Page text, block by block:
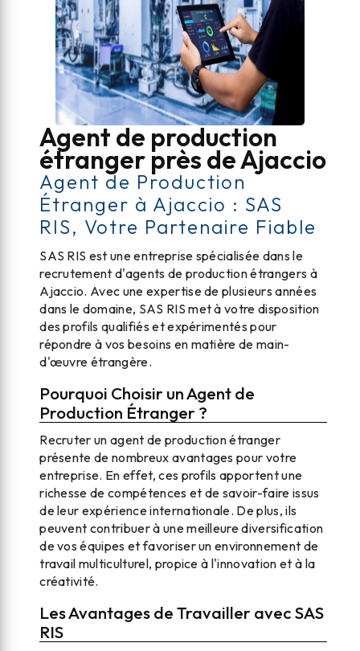
Agent de production
étranger près de Ajaccio
Agent de Production
Étranger à Ajaccio : SAS
RIS, Votre Partenaire Fiable
SAS RIS est une entreprise spécialisée dans le
recrutement d'agents de production étrangers à
Ajaccio. Avec une expertise de plusieurs années
dans le domaine, SAS RIS met à votre disposition
des profils qualifiés et expérimentés pour
répondre à vos besoins en matière de main-
d'œuvre étrangère.
Pourquoi Choisir un Agent de
Production Étranger ?
Recruter un agent de production étranger
présente de nombreux avantages pour votre
entreprise. En effet, ces profils apportent une
richesse de compétences et de savoir-faire issus
de leur expérience internationale. De plus, ils
peuvent contribuer à une meilleure diversification
de vos équipes et favoriser un environnement de
travail multiculturel, propice à l'innovation et à la
créativité.
Les Avantages de Travailler avec SAS
RIS